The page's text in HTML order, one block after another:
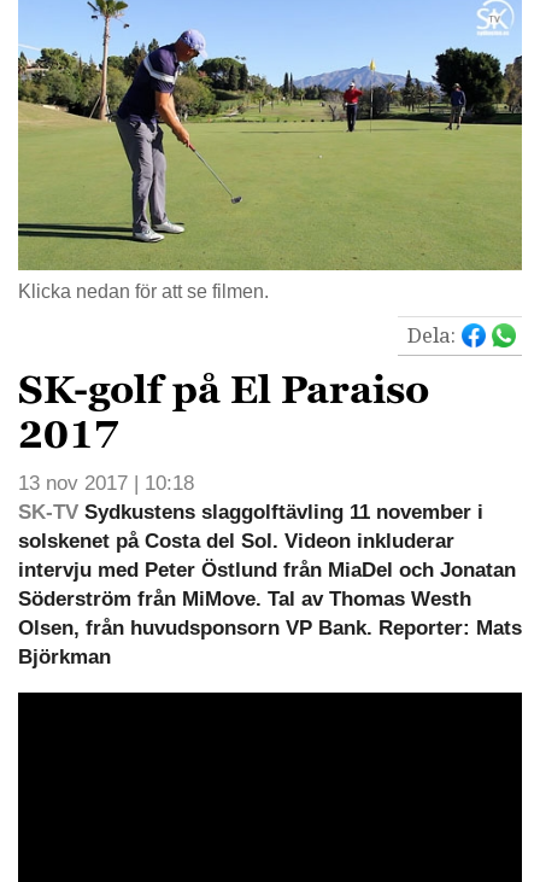
Klicka nedan för att se filmen.
Dela:
SK-golf på El Paraiso
2017
13 nov 2017 | 10:18
SK-TV Sydkustens slaggolftävling 11 november i
solskenet på Costa del Sol. Videon inkluderar
intervju med Peter Östlund från MiaDel och Jonatan
Söderström från MiMove. Tal av Thomas Westh
Olsen, från huvudsponsorn VP Bank. Reporter: Mats
Björkman